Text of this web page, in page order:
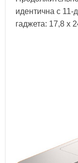
идентична с
гаджета: 17,8 х